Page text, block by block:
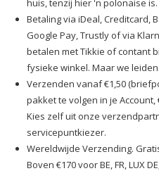
huis, tenzij hier 'n polonaise is.
Betaling via iDeal, Creditcard,
Google Pay, Trustly of via
betalen met Tikkie of contant
fysieke winkel. Maar we
Verzenden vanaf €1,50
pakket te volgen in je Account,
Kies zelf uit onze
servicepuntkiezer.
Wereldwijde Verzending.
Boven €170 voor BE, FR, LUX